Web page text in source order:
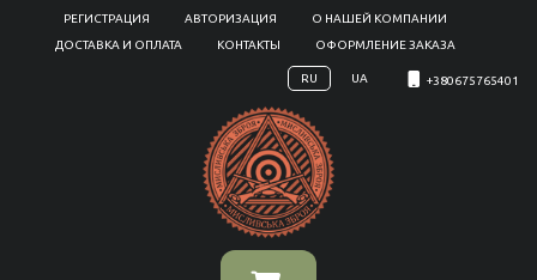
РЕГИСТРАЦИЯ АВТОРИЗАЦИЯ
О НАШЕЙ КОМПАНИИ
ДОСТАВКА И ОПЛАТА
КОНТАКТЫ ОФОРМЛЕНИЕ ЗАКАЗА
RU UA +380675765401